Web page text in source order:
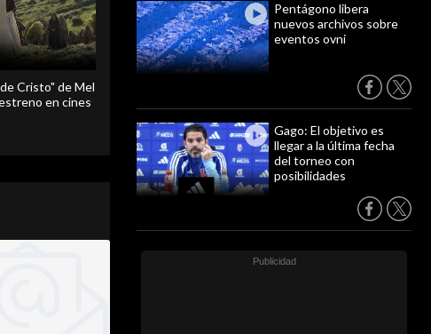
Pentágono libera
nuevos archivos sobre
eventos ovni
Gago: El objetivo es
llegar a la última fecha
del torneo con
posibilidades
Cristo" de Mel
en cines